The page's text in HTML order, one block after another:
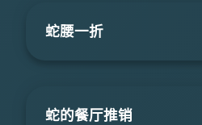
蛇腰一折
蛇的餐厅推销